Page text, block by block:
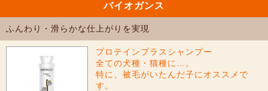
バイオガンス
ふんわり・滑らかな仕上がりを実現
プロテインプラスシャンプー
全ての犬種・猫種に…。
特に、被毛がいたんだ子にオススメで
す。